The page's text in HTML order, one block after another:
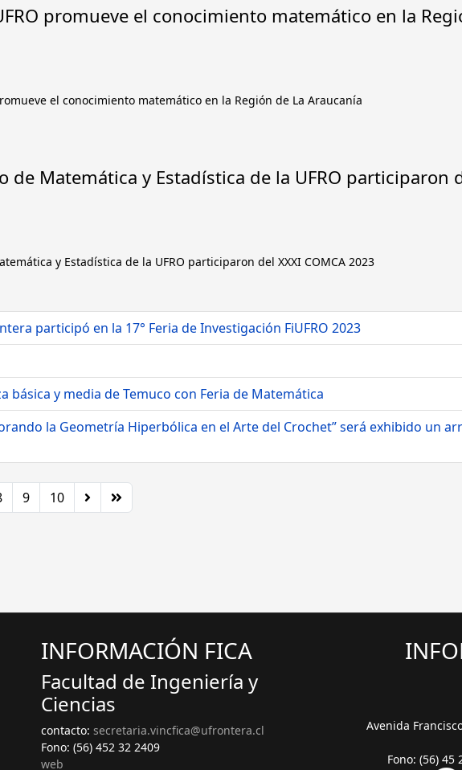
promueve el conocimiento matemático en la
el conocimiento matemático en la Región de La Araucanía
Matemática y Estadística de la UFRO participaron
y Estadística de la UFRO participaron del XXXI COMCA 2023
participó en la 17° Feria de Investigación FiUFRO 2023
básica y media de Temuco con Feria de Matemática
la Geometría Hiperbólica en el Arte del Crochet” será exhibido un
9 10
INFORMACIÓN FICA
Facultad de Ingeniería y
Ciencias
contacto: secretaria.vincfica@ufrontera.cl
Fono: (56) 452 32 2409
web
Avenida
Fono: (56) 45